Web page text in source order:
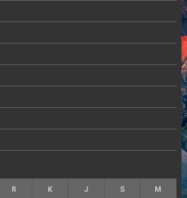
R K J S M